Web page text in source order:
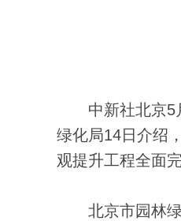
中新社北京5月
绿化局14日介绍
观提升工程全面
北京市园林绿